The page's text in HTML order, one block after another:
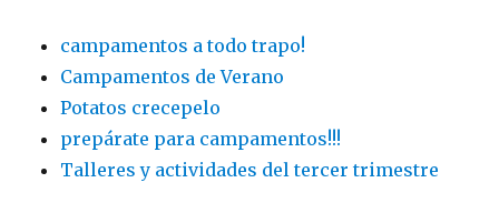
campamentos a todo trapo!
Campamentos de Verano
Potatos crecepelo
prepárate para campamentos!!!
Talleres y actividades del tercer trimestre